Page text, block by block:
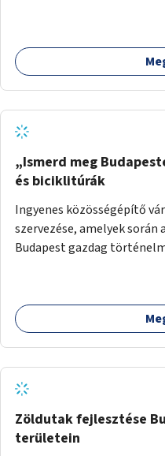
„Ismerd meg
és biciklitúrák
Ingyenes közösségépítő
szervezése, amelyek
Budapest gazdag
nyújthat.
Zöldutak fejlesztése
területein